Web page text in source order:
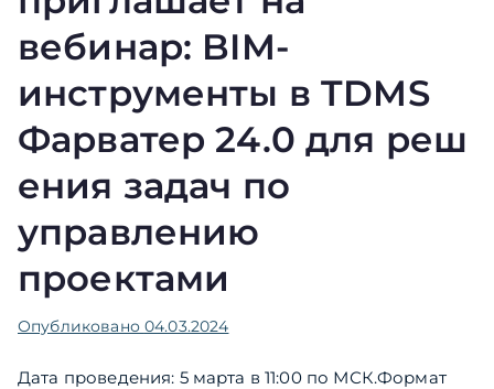
вебинар: BIM-
инструменты в TDMS
Фарватер 24.0 для реш
ения задач по
управлению
проектами
Опубликовано 04.03.2024
Дата проведения: 5 марта в 11:00 по МСК.Формат